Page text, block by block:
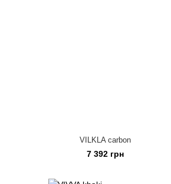
VILKLA carbon
7 392 грн